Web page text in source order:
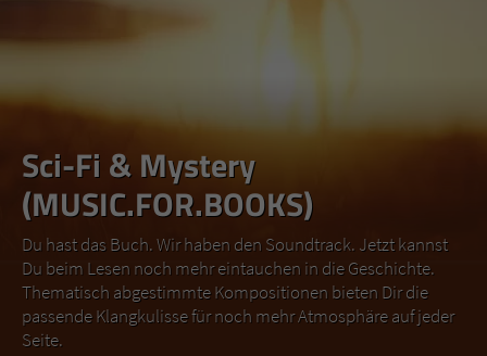
Sci-Fi & Mystery
(MUSIC.FOR.BOOKS)
Du hast das Buch. Wir haben den Soundtrack. Jetzt kannst
Du beim Lesen noch mehr eintauchen in die Geschichte.
Thematisch abgestimmte Kompositionen bieten Dir die
passende Klangkulisse für noch mehr Atmosphäre auf jeder
Seite.